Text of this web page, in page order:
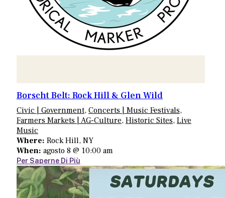
Borscht Belt: Rock Hill & Glen Wild
Civic | Government, Concerts | Music Festivals,
Farmers Markets | AG-Culture, Historic Sites, Live
Music
Where: Rock Hill, NY
When: agosto 8 @ 10:00 am
Per Saperne Di Più